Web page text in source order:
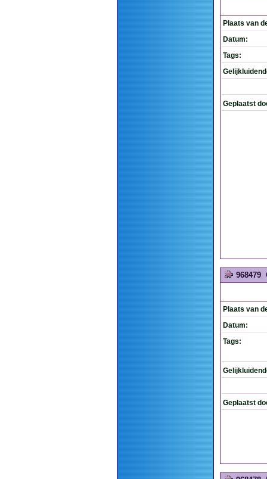
Plaats van
Datum:
Tags:
Geplaatst
968479
Plaats van
Datum:
Tags:
Geplaatst